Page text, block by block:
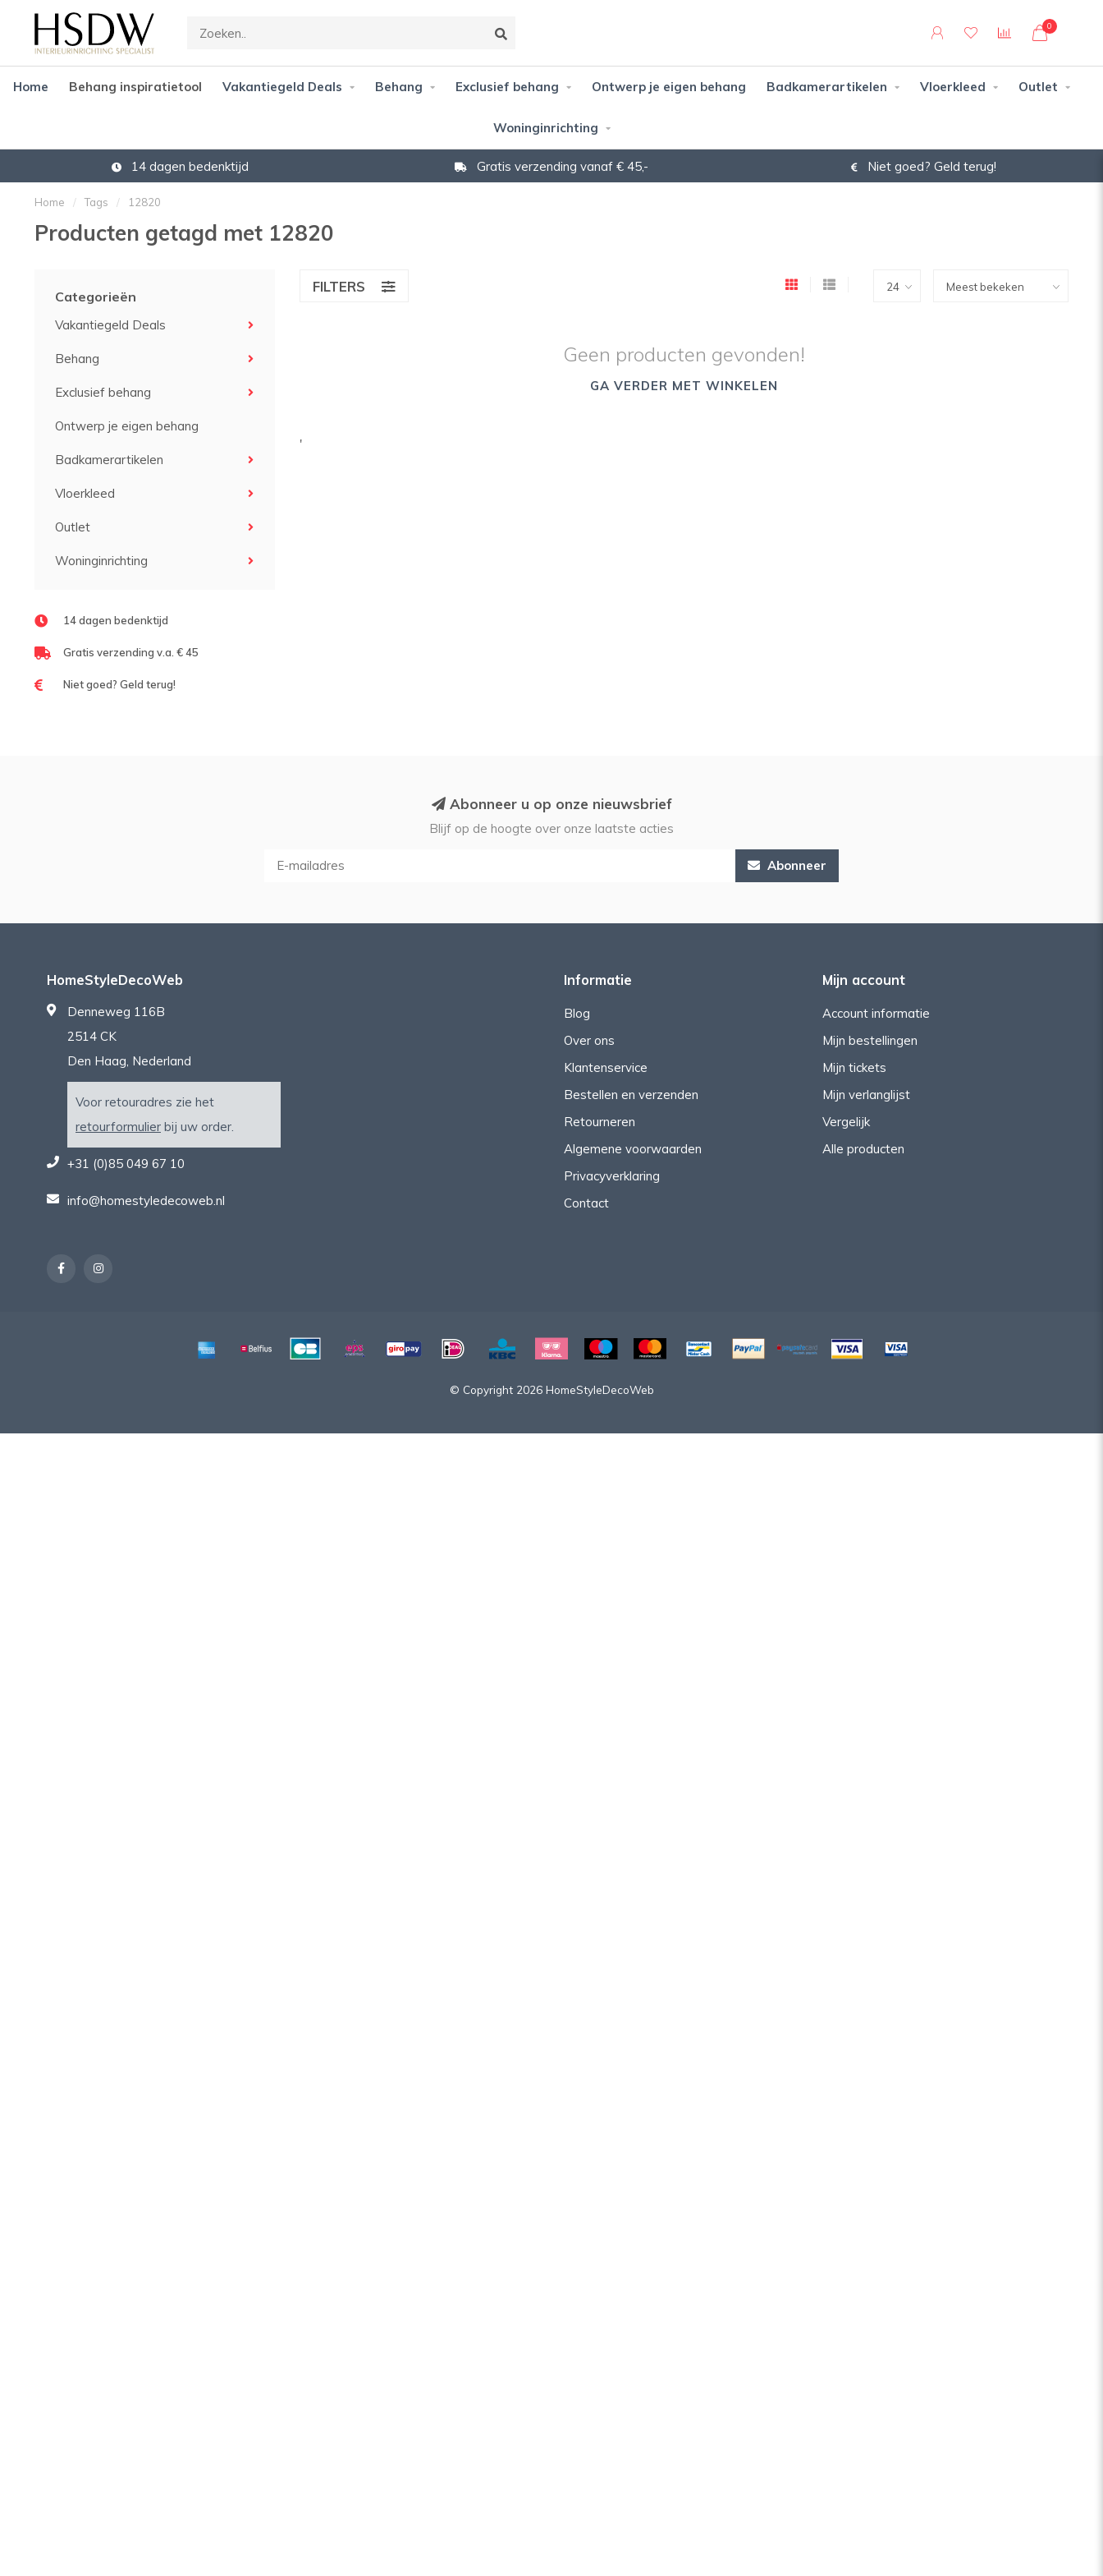
0
Home Behang inspiratietool Vakantiegeld Deals Behang Exclusief behang Ontwerp je eigen behang Badkamerartikelen Vloerkleed Outlet
Woninginrichting
14 dagen bedenktijd Gratis verzending vanaf € 45,- Niet goed? Geld terug!
Home / Tags / 12820
Producten getagd met 12820
Categorieën
Vakantiegeld Deals
Behang
Exclusief behang
Ontwerp je eigen behang
Badkamerartikelen
Vloerkleed
Outlet
Woninginrichting
14 dagen bedenktijd
Gratis verzending v.a. € 45
Niet goed? Geld terug!
FILTERS
Geen producten gevonden!
GA VERDER MET WINKELEN
'
Abonneer u op onze nieuwsbrief
Blijf op de hoogte over onze laatste acties
Abonneer
HomeStyleDecoWeb
Denneweg 116B
2514 CK
Den Haag, Nederland
Voor retouradres zie het
retourformulier bij uw order.
+31 (0)85 049 67 10
info@homestyledecoweb.nl
Informatie
Blog
Over ons
Klantenservice
Bestellen en verzenden
Retourneren
Algemene voorwaarden
Privacyverklaring
Contact
Mijn account
Account informatie
Mijn bestellingen
Mijn tickets
Mijn verlanglijst
Vergelijk
Alle producten
© Copyright 2026 HomeStyleDecoWeb